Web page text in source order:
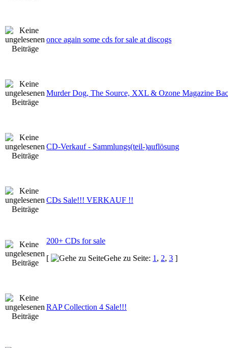
once again some cds for sale at discogs
Murder Dog, The Source, XXL & Ozone Magazine
CD-Verkauf - Sammlungs(teil-)auflösung
CDs Sale!!! VERKAUF !!
200+ CDs for sale
[
Gehe zu Seite: 1 , 2, 3 ]
RAP Collection 4 Sale!!!